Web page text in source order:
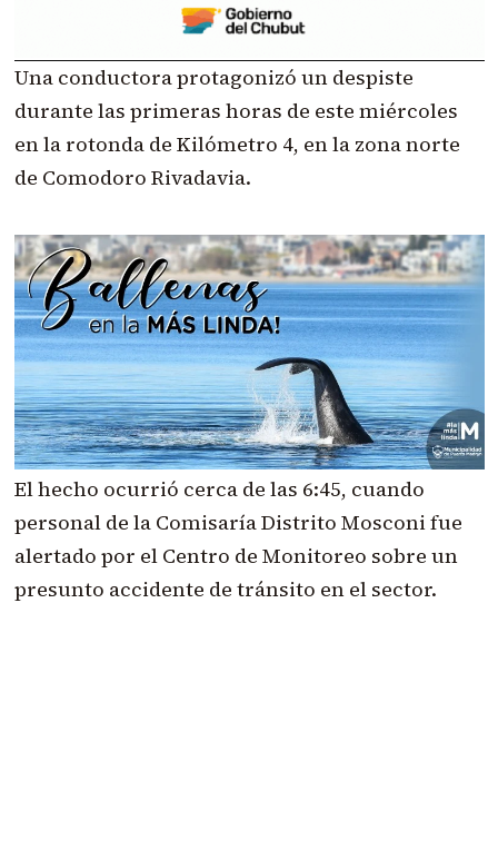
Una conductora protagonizó un despiste
durante las primeras horas de este miércoles
en la rotonda de Kilómetro 4, en la zona norte
de Comodoro Rivadavia.
El hecho ocurrió cerca de las 6:45, cuando
personal de la Comisaría Distrito Mosconi fue
alertado por el Centro de Monitoreo sobre un
presunto accidente de tránsito en el sector.